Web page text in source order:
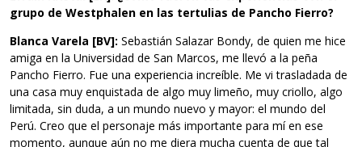
grupo de Westphalen en las tertulias de Pancho Fierro?
Blanca Varela [BV]: Sebastián Salazar Bondy, de quien me hice
amiga en la Universidad de San Marcos, me llevó a la peña
Pancho Fierro. Fue una experiencia increíble. Me vi trasladada de
una casa muy enquistada de algo muy limeño, muy criollo, algo
limitada, sin duda, a un mundo nuevo y mayor: el mundo del
Perú. Creo que el personaje más importante para mí en ese
momento, aunque aún no me diera mucha cuenta de que tal